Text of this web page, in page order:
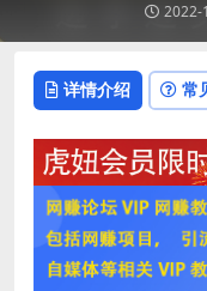
2022-
详情介绍 常